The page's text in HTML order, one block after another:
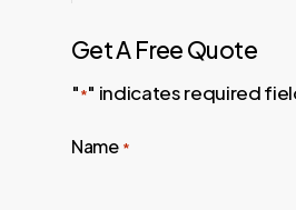
Get A Free Quote
"*" indicates required
Name *